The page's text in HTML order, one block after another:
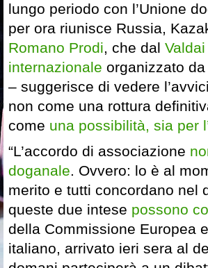
lungo periodo con l’Unione
per ora riunisce Russia,
Romano Prodi, che dal
internazionale organizzato
– suggerisce di vedere
non come una rottura
come una possibilità, sia per
“L’accordo di associazione
doganale. Ovvero: lo è al
merito e tutti concordano nel
queste due intese possono
della Commissione Europea
italiano, arrivato ieri sera al